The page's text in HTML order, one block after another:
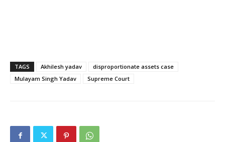
TAGS Akhilesh yadav
disproportionate assets case
Mulayam Singh Yadav
Supreme Court